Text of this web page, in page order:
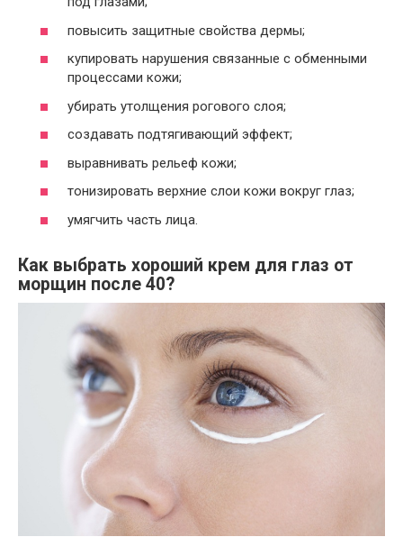
повысить защитные свойства дермы;
купировать нарушения связанные с обменными
процессами кожи;
убирать утолщения рогового слоя;
создавать подтягивающий эффект;
выравнивать рельеф кожи;
тонизировать верхние слои кожи вокруг глаз;
умягчить часть лица.
Как выбрать хороший крем для глаз от
морщин после 40?